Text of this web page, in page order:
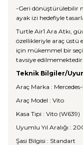
-Geri dönüştürülebilir
ayak izi hedefiyle
Turtle Air1 Ara Atkı,
özellikleriyle araç üstü
için mükemmel bir
tavsiye edilmemektedir.
Teknik Bilgiler/
Araç Marka :
Araç Model : Vito
Kasa Tipi : Vito (W639)
Uyumlu Yıl Aralığı :
Şasi Bilgisi : Standart